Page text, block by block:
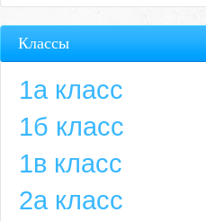
Классы
1а класс
1б класс
1в класс
2а класс